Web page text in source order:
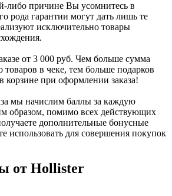
либо причине Вы усомнитесь в
рода гарантии могут дать лишь те
исключительно товары
от 3 000 руб. Чем больше сумма
товаров в чеке, тем больше подарков
корзине при оформлении заказа!
мы начислим баллы за каждую
образом, помимо всех действующих
дополнительные бонусные
использовать для совершения покупок
от Hollister